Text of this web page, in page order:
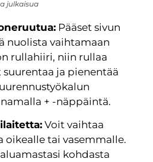
julkaisua
Pääset sivun
nuolista vaihtamaan
rullahiiri, niin rullaa
ja pienentää
+ -näppäintä.
Voit vaihtaa
oikealle tai vasemmalle.
kohdasta